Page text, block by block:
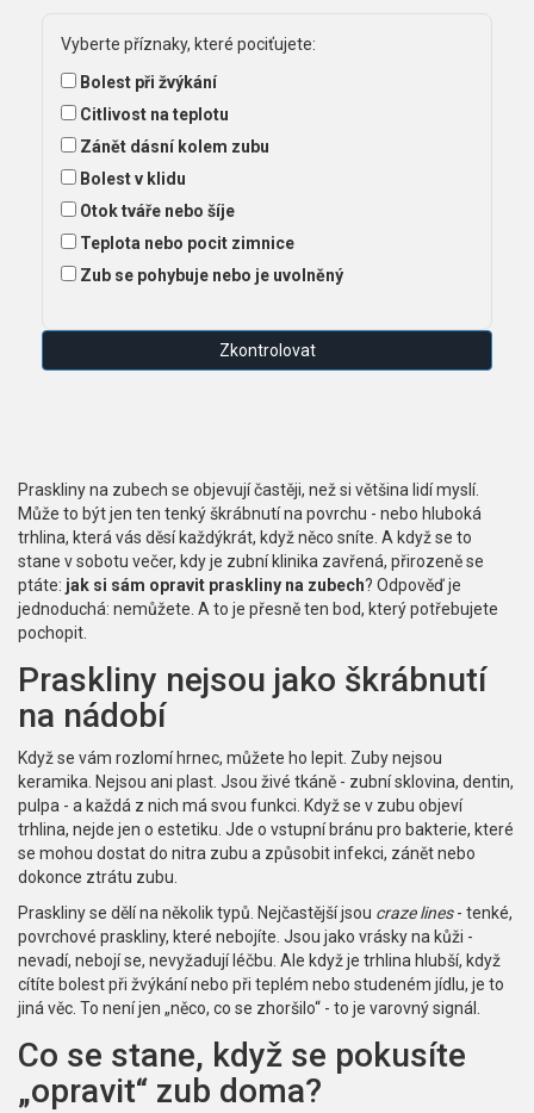
Vyberte příznaky, které pociťujete:
Bolest při žvýkání
Citlivost na teplotu
Zánět dásní kolem zubu
Bolest v klidu
Otok tváře nebo šíje
Teplota nebo pocit zimnice
Zub se pohybuje nebo je uvolněný
Zkontrolovat
Praskliny na zubech se objevují častěji, než si většina lidí myslí.
Může to být jen ten tenký škrábnutí na povrchu - nebo hluboká
trhlina, která vás děsí každýkrát, když něco sníte. A když se to
stane v sobotu večer, kdy je zubní klinika zavřená, přirozeně se
ptáte: jak si sám opravit praskliny na zubech? Odpověď je
jednoduchá: nemůžete. A to je přesně ten bod, který potřebujete
pochopit.
Praskliny nejsou jako škrábnutí
na nádobí
Když se vám rozlomí hrnec, můžete ho lepit. Zuby nejsou
keramika. Nejsou ani plast. Jsou živé tkáně - zubní sklovina, dentin,
pulpa - a každá z nich má svou funkci. Když se v zubu objeví
trhlina, nejde jen o estetiku. Jde o vstupní bránu pro bakterie, které
se mohou dostat do nitra zubu a způsobit infekci, zánět nebo
dokonce ztrátu zubu.
Praskliny se dělí na několik typů. Nejčastější jsou craze lines- tenké,
povrchové praskliny, které nebojíte. Jsou jako vrásky na kůži -
nevadí, nebojí se, nevyžadují léčbu. Ale když je trhlina hlubší, když
cítíte bolest při žvýkání nebo při teplém nebo studeném jídlu, je to
jiná věc. To není jen „něco, co se zhoršilo“ - to je varovný signál.
Co se stane, když se pokusíte
„opravit“ zub doma?